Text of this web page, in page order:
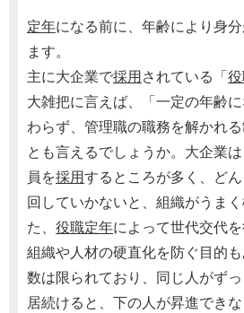
定年になる前に、年齢により身
ます。
主に大企業で採用されている「
大雑把に言えば、「一定の年齢
わらず、管理職の職務を解かれる
とも言えるでしょうか。大企業
員を採用するところが多く、ど
回していかないと、組織がうま
た、 役職定年によって世代交代を
組織や人材の硬直化を防ぐ目的
数は限られており、同じ人がず
居続けると、下の人が昇進でき